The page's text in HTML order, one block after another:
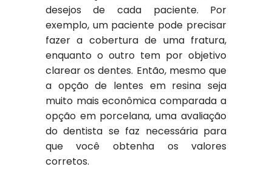
desejos de cada paciente. Por
exemplo, um paciente pode precisar
fazer a cobertura de uma fratura,
enquanto o outro tem por objetivo
clarear os dentes. Então, mesmo que
a opção de lentes em resina seja
muito mais econômica comparada a
opção em porcelana, uma avaliação
do dentista se faz necessária para
que você obtenha os valores
corretos.